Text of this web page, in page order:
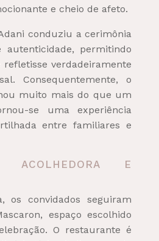
e cheio de afeto.
conduziu a cerimônia
autenticidade, permitindo
verdadeiramente
Consequentemente, o
muito mais do que um
se uma experiência
entre familiares e
ACOLHEDORA E
os convidados seguiram
espaço escolhido
O restaurante é